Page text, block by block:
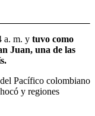
a. m. y tuvo como
Juan, una de las
Pacífico colombiano
y regiones